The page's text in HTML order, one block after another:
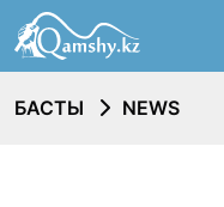
БАСТЫ NEWS